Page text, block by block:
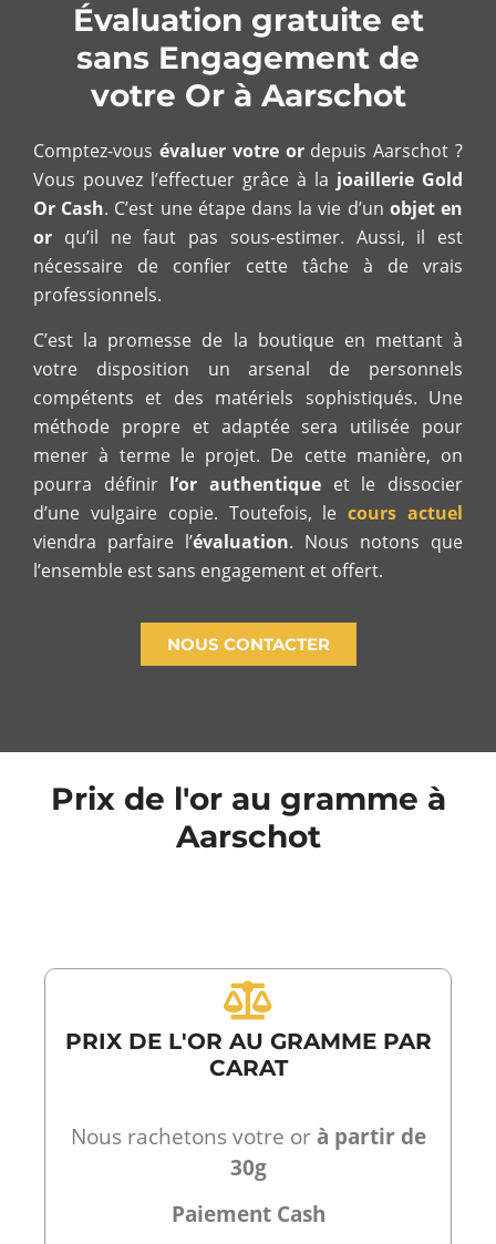
Évaluation gratuite et
sans Engagement de
votre Or à Aarschot
Comptez-vous évaluer votre ordepuis Aarschot ?
Vous pouvez l’effectuer grâce à la joaillerie Gold
Or Cash. C’est une étape dans la vie d’un objet en
or qu’il ne faut pas sous-estimer. Aussi, il est
nécessaire de confier cette tâche à de vrais
professionnels.
C’est la promesse de la boutique en mettant à
votre disposition un arsenal de personnels
compétents et des matériels sophistiqués. Une
méthode propre et adaptée sera utilisée pour
mener à terme le projet. De cette manière, on
pourra définir l’or authentique et le dissocier
d’une vulgaire copie. Toutefois, lecours actuel
viendra parfaire l’évaluation. Nous notons que
l’ensemble est sans engagement et offert.
NOUS CONTACTER
Prix de l'or au gramme à
Aarschot
PRIX DE L'OR AU GRAMME PAR
CARAT
Nous rachetons votre orà partir de
30g
Paiement Cash